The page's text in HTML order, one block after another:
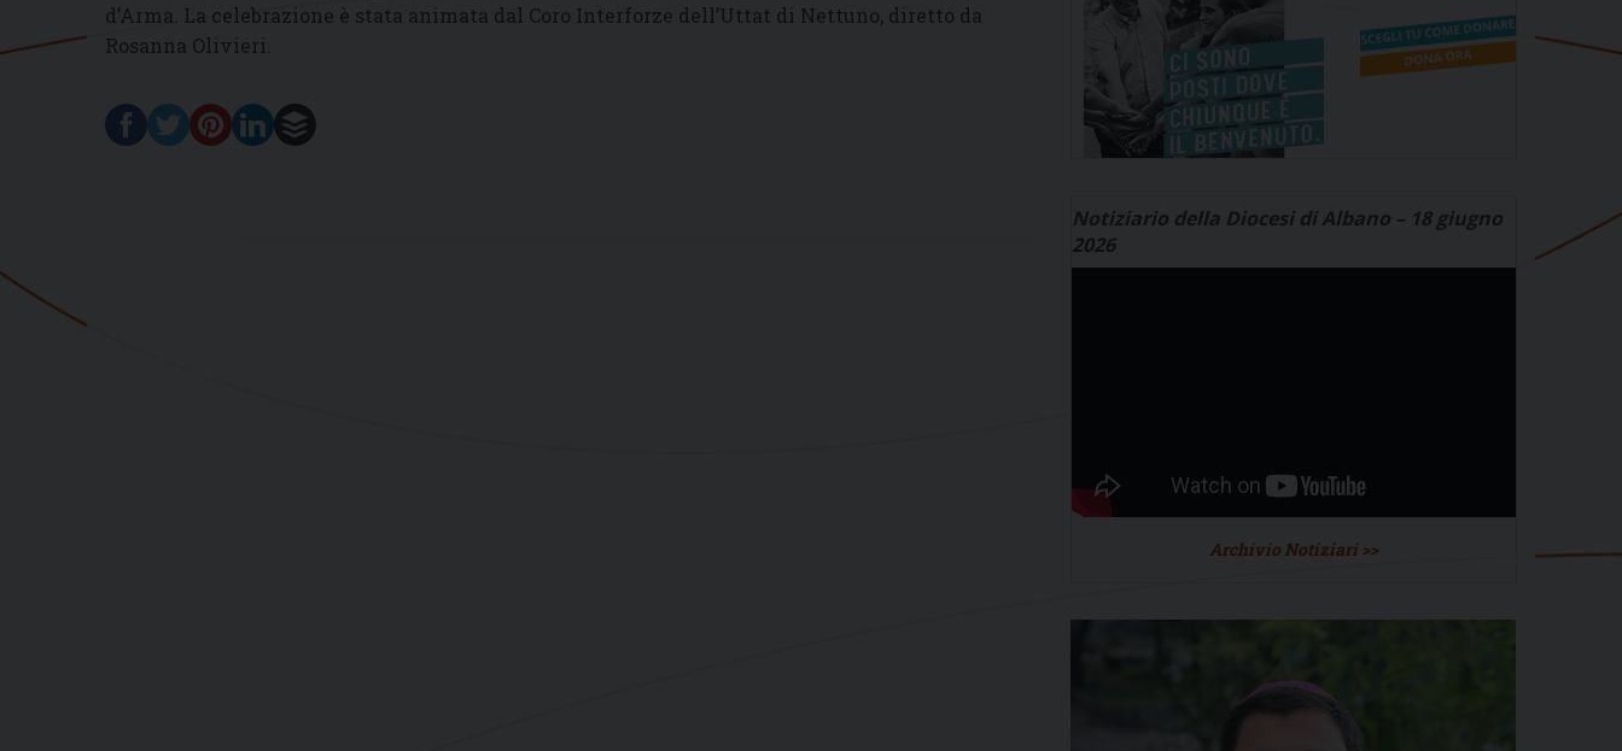
d’Arma. La celebrazione è stata animata dal Coro Interforze dell’Uttat di Nettuno, diretto da
Rosanna Olivieri.
Notiziario della Diocesi di Albano – 18 giugno
2026
Archivio Notiziari >>